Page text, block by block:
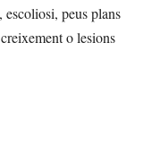
escoliosi, peus plans
o lesions